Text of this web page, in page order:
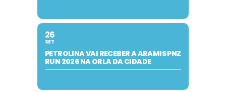
26
SET
PETROLINA VAI RECEBER A ARAMIS PNZ
RUN 2026 NA ORLA DA CIDADE